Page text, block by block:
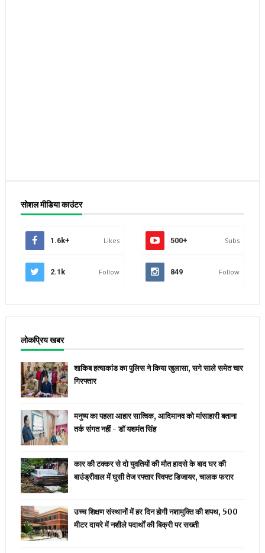
सोशल मीडिया काउंटर
1.6k+ Likes 500+ Subs
2.1k Follow 849 Follow
लोकप्रिय खबर
शाकिब हत्याकांड का पुलिस ने किया खुलासा, सगे साले समेत चार
गिरफ्तार
मनुष्य का पहला आहार सात्विक, आदिमानव को मांसाहारी बताना
तर्क संगत नहीं - डॉ यशमंत सिंह
कार की टक्कर से दो युवतियों की मौत हादसे के बाद घर की
बाउंड्रीवाल में घुसी तेज रफ्तार स्विफ्ट डिजायर, चालक फरार
उच्च शिक्षण संस्थानों में हर दिन होगी नशामुक्ति की शपथ, 500
मीटर दायरे में नशीले पदार्थों की बिक्री पर सख्ती